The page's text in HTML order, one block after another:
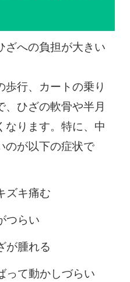
ざへの負担が大きい
歩行、カートの乗り
、ひざの軟骨や半月
なります。特に、中
のが以下の症状で
ズキ痛む
つらい
が腫れる
って動かしづらい